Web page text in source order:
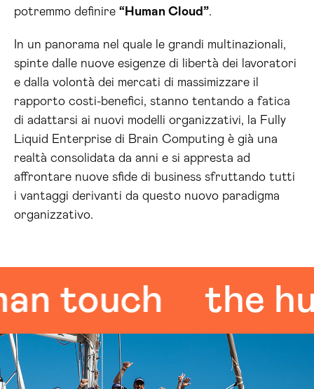
potremmo definire “Human Cloud”.
In un panorama nel quale le grandi multinazionali,
spinte dalle nuove esigenze di libertà dei lavoratori
e dalla volontà dei mercati di massimizzare il
rapporto costi-benefici, stanno tentando a fatica
di adattarsi ai nuovi modelli organizzativi, la Fully
Liquid Enterprise di Brain Computing è già una
realtà consolidata da anni e si appresta ad
affrontare nuove sfide di business sfruttando tutti
i vantaggi derivanti da questo nuovo paradigma
organizzativo.
the human